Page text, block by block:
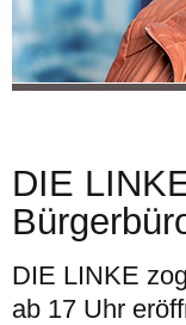
DIE
DIE LINKE
ab 17 Uhr